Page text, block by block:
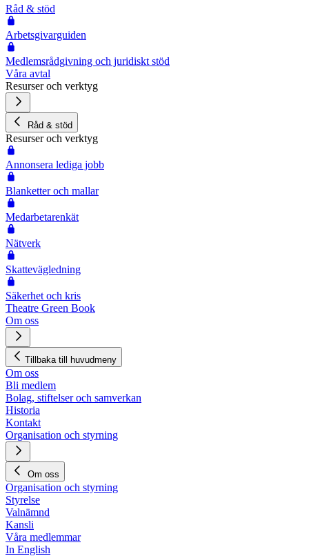
Råd & stöd
Arbetsgivarguiden
Medlemsrådgivning och juridiskt stöd
Våra avtal
Resurser och verktyg
Råd & stöd
Resurser och verktyg
Annonsera lediga jobb
Blanketter och mallar
Medarbetarenkät
Nätverk
Skattevägledning
Säkerhet och kris
Theatre Green Book
Om oss
Tillbaka till huvudmeny
Om oss
Bli medlem
Bolag, stiftelser och samverkan
Historia
Kontakt
Organisation och styrning
Om oss
Organisation och styrning
Styrelse
Valnämnd
Kansli
Våra medlemmar
In English